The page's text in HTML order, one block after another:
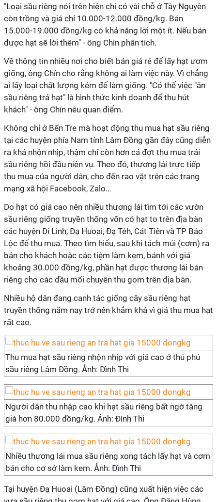
"Loại sầu riêng nói trên hiện chỉ có vài chỗ ở Tây Nguyên
còn trồng và giá chỉ 10.000-12.000 đồng/kg. Bán
15.000-19.000 đồng/kg có khả năng lời một ít. Nếu bán
được hạt sẽ lời thêm" - ông Chín phân tích.
Về thông tin nhiều nơi cho biết bán giá rẻ để lấy hạt ươm
giống, ông Chín cho rằng không ai làm việc này. Vì chẳng
ai lấy loại chất lượng kém để làm giống. "Có thể việc "ăn
sầu riêng trả hạt" là hình thức kinh doanh để thu hút
khách" - ông Chín nêu quan điểm.
Không chỉ ở Bến Tre mà hoạt động thu mua hạt sầu riêng
tại các huyện phía Nam tỉnh Lâm Đồng gần đây cũng diễn
ra khá nhộn nhịp, thậm chí còn hơn cả đợt thu mua trái
sầu riêng hồi đầu niên vụ. Theo đó, thương lái trực tiếp
thu mua của người dân, cho đến rao vặt trên các trang
mạng xã hội Facebook, Zalo…
Do hạt có giá cao nên nhiều thương lái tìm tới các vườn
sầu riêng giống truyền thống vốn có hạt to trên địa bàn
các huyện Di Linh, Đạ Huoai, Đạ Tẻh, Cát Tiên và TP Bảo
Lộc để thu mua. Theo tìm hiểu, sau khi tách múi (cơm) ra
bán cho khách hoặc các tiệm làm kem, bánh với giá
khoảng 30.000 đồng/kg, phần hạt được thương lái bán
riêng cho các đầu mối chuyên thu gom trên địa bàn.
Nhiều hộ dân đang canh tác giống cây sầu riêng hạt
truyền thống năm nay trở nên khắm khá vì giá thu mua hạt
rất cao.
Thu mua hạt sầu riêng nhộn nhịp với giá cao ở thủ phủ
sầu riêng Lâm Đồng. Ảnh: Đình Thi
Người dân thu nhập cao khi hạt sầu riêng bất ngờ tăng
giá hơn 80.000 đồng/kg. Ảnh: Đình Thi
Nhiều thương lái mua sầu riêng xong tách lấy hạt và cơm
bán cho cơ sở làm kem. Ảnh: Đình Thi
Tại huyện Đạ Huoai (Lâm Đồng) cũng xuất hiện việc các